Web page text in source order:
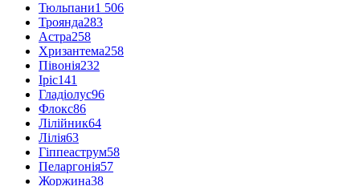
Тюльпани1 506
Троянда283
Астра258
Хризантема258
Півонія232
Іріс141
Гладіолус96
Флокс86
Лілійник64
Лілія63
Гіппеаструм58
Пеларгонія57
Жоржина38